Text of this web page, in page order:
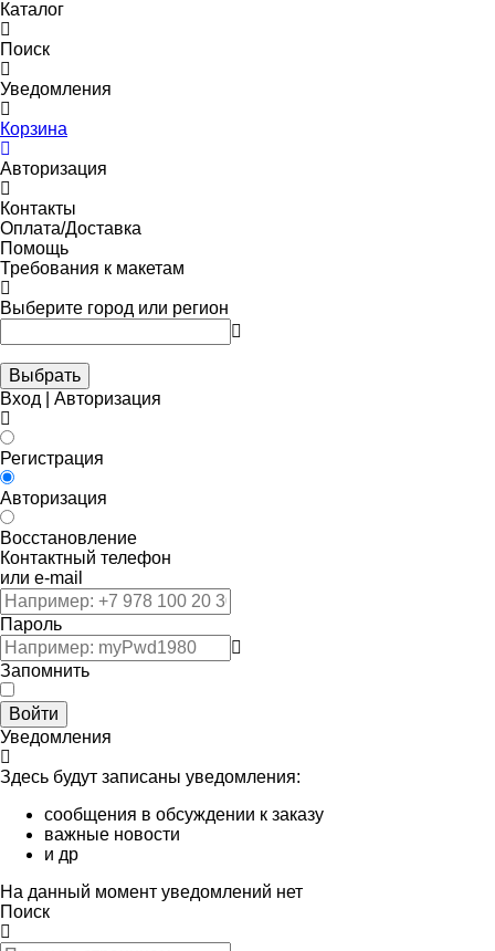
Каталог
Поиск
Уведомления
Корзина
Авторизация
Контакты
Оплата/Доставка
Помощь
Требования к макетам
Выберите город или регион
Выбрать
Вход | Авторизация
Регистрация
Авторизация
Восстановление
Контактный телефон
или e-mail
Пароль
Запомнить
Войти
Уведомления
Здесь будут записаны уведомления:
сообщения в обсуждении к заказу
важные новости
и др
На данный момент уведомлений нет
Поиск